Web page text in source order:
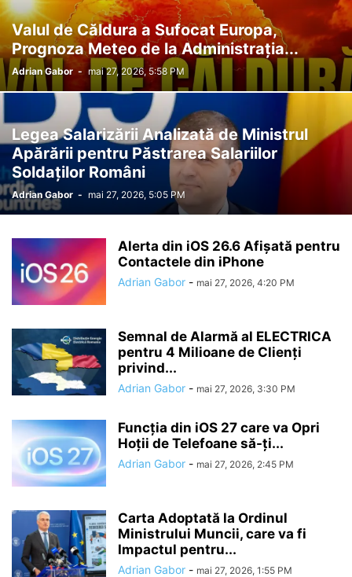
Valul de Căldura a Sufocat Europa,
Prognoza Meteo de la Administrația...
Adrian Gabor - mai 27, 2026, 5:58 PM
Legea Salarizării Analizată de Ministrul
Apărării pentru Păstrarea Salariilor
Soldaților Români
Adrian Gabor - mai 27, 2026, 5:05 PM
Alerta din iOS 26.6 Afișată pentru
Contactele din iPhone
Adrian Gabor - mai 27, 2026, 4:20 PM
Semnal de Alarmă al ELECTRICA
pentru 4 Milioane de Clienți
privind...
Adrian Gabor - mai 27, 2026, 3:30 PM
Funcția din iOS 27 care va Opri
Hoții de Telefoane să-ți...
Adrian Gabor - mai 27, 2026, 2:45 PM
Carta Adoptată la Ordinul
Ministrului Muncii, care va fi
Impactul pentru...
Adrian Gabor - mai 27, 2026, 1:55 PM